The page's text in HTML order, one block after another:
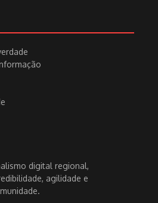
digital regional,
agilidade e